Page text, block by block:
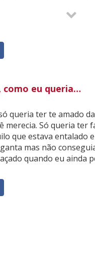
de você, do seu
sincero, da sua
esse mundo cheio
quero que saiba que a
me quiser estarei aqui.
como eu queria…
queria ter te amado
merecia. Só queria ter
que estava entalado
mas não
quando eu ainda